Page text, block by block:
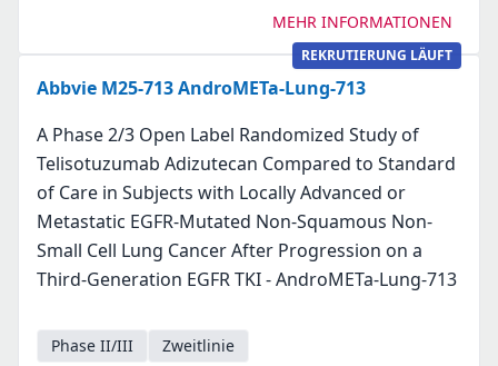
MEHR INFORMATIONEN
REKRUTIERUNG LÄUFT
Abbvie M25-713 AndroMETa-Lung-713
A Phase 2/3 Open Label Randomized Study of
Telisotuzumab Adizutecan Compared to Standard
of Care in Subjects with Locally Advanced or
Metastatic EGFR-Mutated Non-Squamous Non-
Small Cell Lung Cancer After Progression on a
Third-Generation EGFR TKI - AndroMETa-Lung-713
Phase II/III Zweitlinie